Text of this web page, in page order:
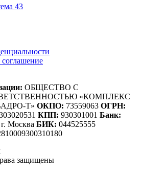
43
соглашение
ОБЩЕСТВО С
«КОМПЛЕКС
Т» ОКПО: 73559063 ОГРН:
КПП: 930301001 Банк:
Москва БИК: 044525555
защищены